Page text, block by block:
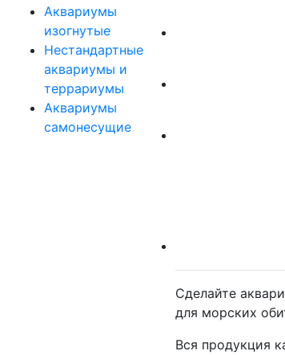
Аквариумы
изогнутые
Нестандартные
аквариумы и
террариумы
Аквариумы
самонесущие
Сделайте
для морских
Вся продукция